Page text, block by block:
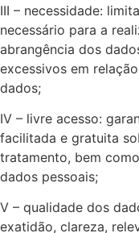
III – necessidade:
necessário para a
abrangência dos
excessivos em
dados;
IV – livre acesso:
facilitada e gratuita
tratamento, bem
dados pessoais;
V – qualidade dos
exatidão, clareza,